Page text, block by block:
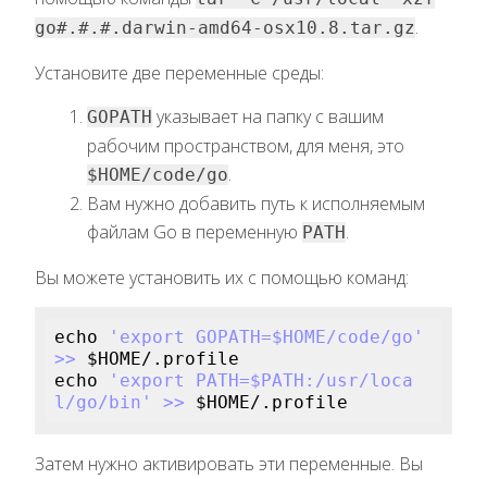
go#.#.#.darwin-amd64-osx10.8.tar.gz.
Установите две переменные среды:
GOPATH указывает на папку с вашим
рабочим пространством, для меня, это
$HOME/code/go.
Вам нужно добавить путь к исполняемым
файлам Go в переменную PATH .
Вы можете установить их с помощью команд:
echo
'export GOPATH=$HOME/code/go'
>> $HOME/.profile
echo
'export PATH=$PATH:/usr/loca
l/go/bin'
>> $HOME
Затем нужно активировать эти переменные. Вы